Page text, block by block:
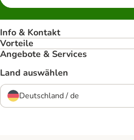
Info & Kontakt
Vorteile
Angebote & Services
Land auswählen
Deutschland / de